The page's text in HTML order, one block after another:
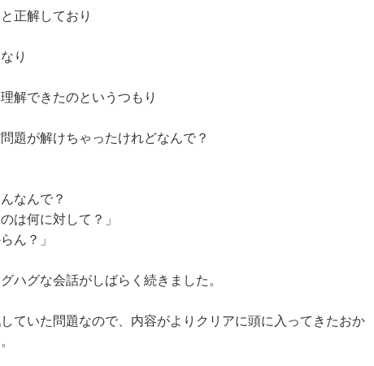
正解しており
り
解できたのというつもり
題が解けちゃったけれどなんで？
なんで？
は何に対して？」
ん？」
ハグな会話がしばらく続きました。
ていた問題なので、内容がよりクリアに頭に入ってきたおか